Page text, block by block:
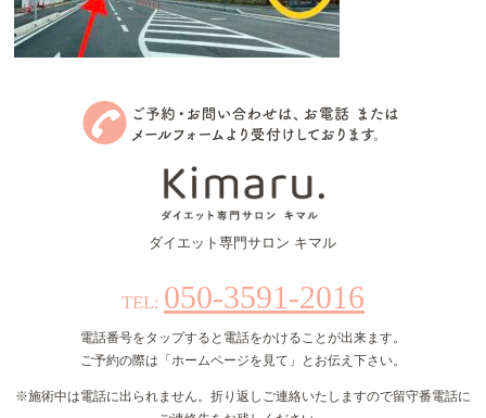
ダイエット専門サロン キマル
TEL: 050-3591-2016
電話番号をタップすると電話をかけることが出来ます。
ご予約の際は「ホームページを見て」とお伝え下さい。
※施術中は電話に出られません。折り返しご連絡いたしますので留守番電話に